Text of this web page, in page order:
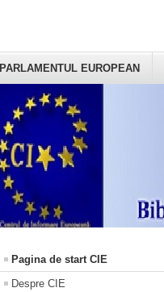
PARLAMENTUL EUROPEAN
Pagina de start CIE
Despre CIE